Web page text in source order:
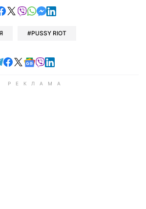
в Telegram
поделиться в Facebook
поделиться в X
отправить в Viber
отправить в Whatsapp
отправить в Messenger
отправить в LinkedIn
PUSSY RIOT
Читайте в Telegram
Читайте в Facebook
Читайте в X
Читайте в Google news
Читайте в Viber
Читайте в LinkedIn